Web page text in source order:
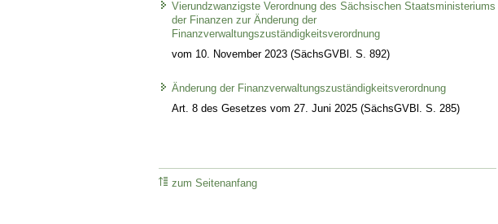
Vierundzwanzigste Verordnung des Sächsischen Staatsministeriums
der Finanzen zur Änderung der
Finanzverwaltungszuständigkeitsverordnung
vom 10. November 2023 (SächsGVBl. S. 892)
Änderung der Finanzverwaltungszuständigkeitsverordnung
Art. 8 des Gesetzes vom 27. Juni 2025 (SächsGVBl. S. 285)
zum Seitenanfang